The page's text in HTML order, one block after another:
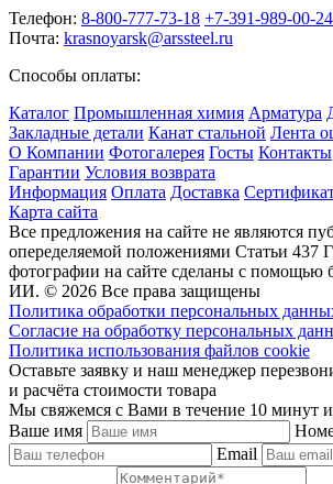
Телефон: 8-800-777-73-18 +7-391-989-00-24
Почта: krasnoyarsk@arssteel.ru
Способы оплаты:
Каталог Промышленная химия Арматура
Закладные детали Канат стальной Лента
О Компании Фотогалерея Госты Контакты
Гарантии Условия возврата
Информация Оплата Доставка
Карта сайта
Все предложения на сайте не являются
опеределяемой положениями Статьи 437
фотографии на сайте сделаны с помощью
ИИ. © 2026 Все права защищены
Политика обработки персональных
Согласие на обработку персональных
Политика использования файлов cookie
Оставьте заявку и наш менеджер
и расчёта стоимости товара
Мы свяжемся с Вами в течение 10 минут и
Ваше имя
Email